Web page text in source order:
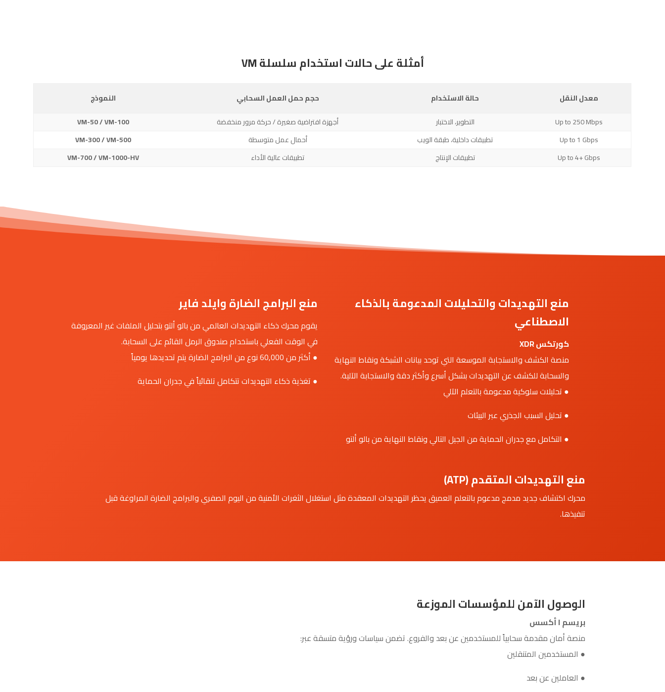
أمثلة على حالات استخدام سلسلة VM
النموذج حجم حمل العمل السحابي حالة الاستخدام
معدل النقل
VM-50 / VM-100
أجهزة افتراضية صغيرة / حركة مرور منخفضة التطوير، الاختبار
Up to 250 Mbps
VM-300 / VM-500
أحمال عمل متوسطة تطبيقات داخلية، طبقة الويب
Up to 1 Gbps
VM-700 / VM-1000-HV
تطبيقات عالية الأداء تطبيقات الإنتاج Up to 4+ Gbps
منع التهديدات والتحليلات المدعومة بالذكاء
الاصطناعي
كورتكس XDR
منصة الكشف والاستجابة الموسعة التي توحد بيانات الشبكة ونقاط النهاية
والسحابة للكشف عن التهديدات بشكل أسرع وأكثر دقة والاستجابة الآلية.
● تحليلات سلوكية مدعومة بالتعلم الآلي
● تحليل السبب الجذري عبر البيئات
● التكامل مع جدران الحماية من الجيل التالي ونقاط النهاية من بالو ألتو
منع البرامج الضارة وايلد فاير
يقوم محرك ذكاء التهديدات العالمي من بالو ألتو بتحليل الملفات غير المعروفة
في الوقت الفعلي باستخدام صندوق الرمل القائم على السحابة.
● أكثر من 60,000 نوع من البرامج الضارة يتم تحديدها يومياً
● تغذية ذكاء التهديدات تتكامل تلقائياً في جدران الحماية
منع التهديدات المتقدم (ATP)
محرك اكتشاف جديد مدمج مدعوم بالتعلم العميق يحظر التهديدات المعقدة مثل استغلال الثغرات الأمنية من اليوم الصفري والبرامج الضارة المراوغة قبل
تنفيذها.
الوصول الآمن للمؤسسات الموزعة
بريسم ا أكسس
منصة أمان مقدمة سحابياً للمستخدمين عن بعد والفروع. تضمن سياسات ورؤية متسقة عبر:
● المستخدمين المتنقلين
● العاملين عن بعد